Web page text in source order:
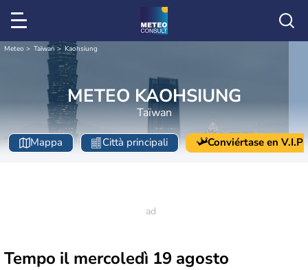
Meteo Taïwan Kaohsiung
METEO KAOHSIUNG
Taïwan
Mappa Città principali Conviértase en V.I.P
Tempo il mercoledì 19 agosto